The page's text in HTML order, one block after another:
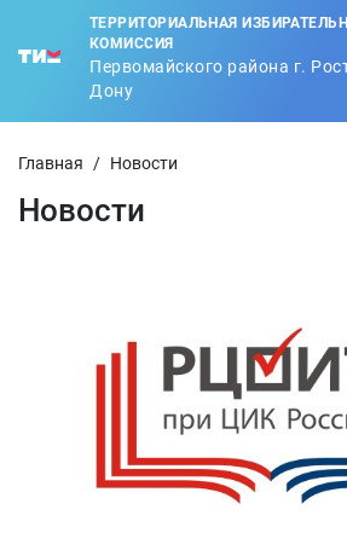
ТЕРРИТОРИАЛЬНАЯ
КОМИССИЯ
Первомайского района г.
Дону
Главная / Новости
Новости